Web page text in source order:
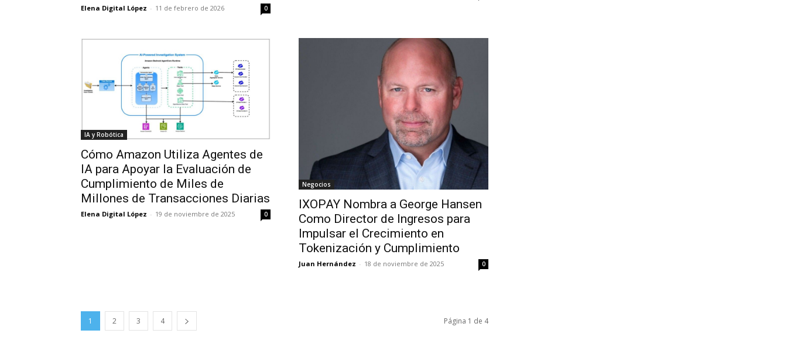
Elena Digital López - 11 de febrero de 2026 0
IA y Robótica
Cómo Amazon Utiliza Agentes de
IA para Apoyar la Evaluación de
Cumplimiento de Miles de
Millones de Transacciones Diarias
Elena Digital López - 19 de noviembre de 2025 0
Negocios
IXOPAY Nombra a George Hansen
Como Director de Ingresos para
Impulsar el Crecimiento en
Tokenización y Cumplimiento
Juan Hernández - 18 de noviembre de 2025 0
1 2 3 4 Página 1 de 4